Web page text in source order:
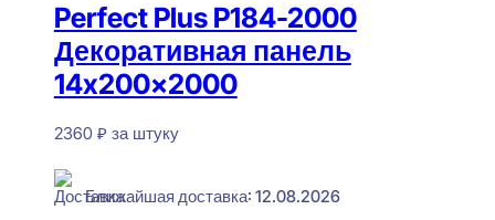
Perfect Plus P184-2000
Декоративная панель
14x200x2000
2360 ₽ за штуку
Ближайшая доставка: 12.08.2026